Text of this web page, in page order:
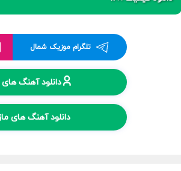
تلگرام موزیک شمال
دانلود آهنگ
دانلود آهنگ های